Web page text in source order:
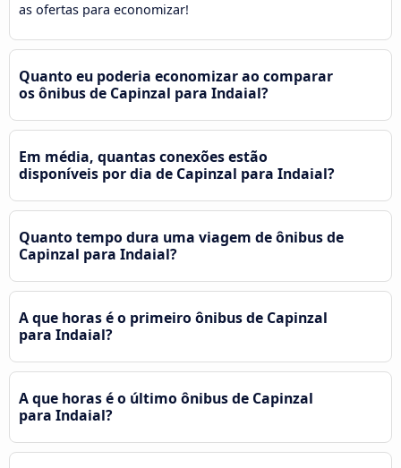
as ofertas para economizar!
Quanto eu poderia economizar ao comparar
os ônibus de Capinzal para Indaial?
Em média, quantas conexões estão
disponíveis por dia de Capinzal para Indaial?
Quanto tempo dura uma viagem de ônibus de
Capinzal para Indaial?
A que horas é o primeiro ônibus de Capinzal
para Indaial?
A que horas é o último ônibus de Capinzal
para Indaial?